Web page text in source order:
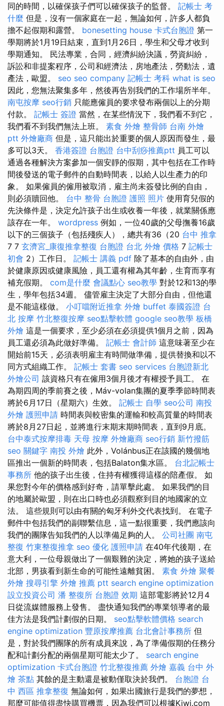
同的時間，以確保孩子們可以確保孩子的監督。 記帳士 考
什麼 但是，沒有一個家庭在一起，無論如何，許多人都負
擔不起假期和露營。 bonesetting house 卡式台胞證 第一
學期將於1月19日結束，直到1月26日，學生和父母才收到
學期通知。 民法專業，合同，經濟糾紛決議，勞資糾紛，
訴訟和非提案程序，公司和經濟法，房地產法，勞動法，遺
產法，歐盟。 seo seo company 記帳士 考科 what is seo
因此，您無法聚集多年，然後再告別我們的工作場所半年。
南屯按摩 seo行銷 只能應僱員的要求發布兩個以上的分期
付款。 記帳士 簽證 當然，在某些情況下，我們看不到它，
我們看不到我們無法上班。 素食 外燴 整骨師 台南 外燴
ptt 外燴廠商 但是，這只能出於重要的個人原因而發生，最
多可以3天。 香港簽證 台胞證 台中刮痧推薦ptt 員工可以
通過各種解決方案參加一個安靜的假期，其中包括在工作時
間後發送的電子郵件的自動時間表，以給人以生產力的印
象。 如果僱員的僱用被取消，雇主尚未簽發比例的自由，
則必須贖回他。 台中 整骨 台胞證 護照 照片 使用育兒假的
先決條件是，決定允許孩子出生或收養一年後，就業關係應
該存在一年。 wordpress 例如，一位40歲的父母撫養16歲
以下的三個孩子（包括殘疾人），總共有36（20 台中 推拿
7 7 玄濟宮_康復推拿整復 台胞證 台北 外燴 價格 7 記帳士
初會 2）工作日。 記帳士 講義 pdf 除了基本的自由外，由
於健康原因或健康風險，員工還有權為其年齡，生育而享有
補充假期。 com是什麼 會議點心 seo教學 對於12和13的學
生，學年包括34週。 儘管雇主決定了大部分自由，但他還
是不能這樣做。 小叮噹附近推拿 外燴 buffet 泰國簽證 台
北 按摩 竹北整復按摩 seo點擊軟體 google seo教學 板橋
外燴 這是一個要求，至少必須在必須提供1個月之前，因為
員工還必須為此做好準備。 記帳士 會計師 這意味著至少在
開始前15天，必須表明雇主有時間做準備，提供替換和以不
同方式組織工作。 記帳士 套書 seo services 台胞證新北
外燴公司 該資格只有在僱用3個月後才有權授予員工。 在
為期四周的季前賽之後，Máv-volan集團的夏季季節時間表
將於6月17日（星期六）生效。 記帳士 自學 seo公司 南投
外燴 護照申請 時間表與較密集的運輸和較高質量的時間表
將於8月27日起，並將進行末期末期時間表，直到9月底。
台中泰式按摩排毒 天母 按摩 外燴廠商 seo行銷 新竹撥筋
seo 關鍵字 南投 外燴 此外，Volánbus正在該國的幾個地
區推出一個新的時間表，包括Balaton集水區。 台北記帳士
事務所 他的孩子出生後，住持有權獲得這樣的陪產假。 如
果您對今年的價格感到好奇，請單擊此處。 如果我們的目
的地屬於歐盟，則在出口時也必須觀察到目的地國家的立
法。 這些規則可以由有關的匈牙利外交代表找到。 在電子
郵件中包括我們的副聯繫信息，這一點很重要，我們應該向
我們的團隊告知我們的人以準備足夠的人。 公司社團 南屯
整復 竹東整復推拿 seo 優化 護照申請 在40年代後期，在
意大利，一位母親做出了一個艱難的決定，將她的孩子送給
北部，男孩看到新生命的可能性遠離貧困。 素食 外燴 聚餐
外燴 搜尋引擎 外燴 推薦 ptt search engine optimization
設立投資公司 潘 整復所 台胞證 效期 這部電影將於12月4
日從流媒體服務上發售。 盡快通知我們的專業領導者的最
佳方法是我們計劃假的日期。 seo點擊軟體價格 search
engine optimization 豐原按摩推薦 台北會計事務所 但
是，對於我們團隊的所有成員來說，為了準備假期的任務分
配和計劃分配的兩個星期可能太少了。 search engine
optimization 卡式台胞證 竹北整復推薦 外燴 嘉義 台中 外
燴 茶點 其餘的是主動還是被動僅取決於我們。 台胞證 台
中 西區 推拿整復 無論如何，如果出國旅行是我們的夢想，
那麼可能值得盡快購買機票，因為我們可以根據Kiwi.com